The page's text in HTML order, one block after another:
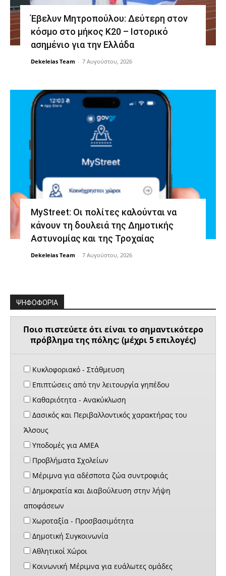
Έβελυν Μητροπούλου: Δεύτερη στον
κόσμο στο μήκος Κ20 – Ιστορικό
ασημένιο για την Ελλάδα
Dekeleias Team - 7 Αυγούστου, 2026
MyStreet: Οι πολίτες καλούνται να
κάνουν τη δουλειά της Δημοτικής
Αστυνομίας και της Τροχαίας
Dekeleias Team - 7 Αυγούστου, 2026
ΨΗΦΟΦΟΡΙΑ
Ποιο πιστεύετε ότι είναι το σημαντικότερο
πρόβλημα της πόλης; (μέχρι 5 επιλογές)
Κυκλοφοριακό - Στάθμευση
Επιπτώσεις από την λειτουργία γηπέδου
Καθαριότητα - Ανακύκλωση
Δασικός και Περιβαλλοντικός χαρακτήρας του
Άλσους
Υποδομές για ΑΜΕΑ
Προβλήματα Σχολείων
Μέριμνα για αδέσποτα ζώα συντροφιάς
Δημοκρατία και Διαβούλευση στην λήψη
αποφάσεων
Χωροταξία - Προσβασιμότητα
Δημοτική Συγκοινωνία
Αθλητικοί Χώροι
Κοινωνική Μέριμνα για ευάλωτες ομάδες